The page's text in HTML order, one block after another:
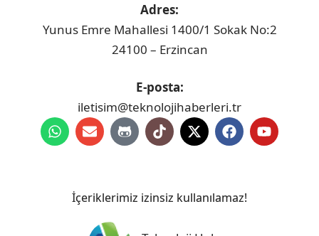
Adres:
Yunus Emre Mahallesi 1400/1 Sokak No:2
24100 – Erzincan
E-posta:
iletisim@teknolojihaberleri.tr
İçeriklerimiz izinsiz kullanılamaz!